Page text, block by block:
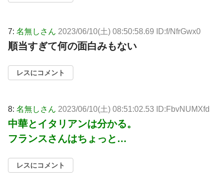
7: 名無しさん 2023/06/10(土) 08:50:58.69 ID:f/NfrGwx0
順当すぎて何の面白みもない
レスにコメント
8: 名無しさん 2023/06/10(土) 08:51:02.53 ID:FbvNUMXfd
中華とイタリアンは分かる。
フランスさんはちょっと…
レスにコメント